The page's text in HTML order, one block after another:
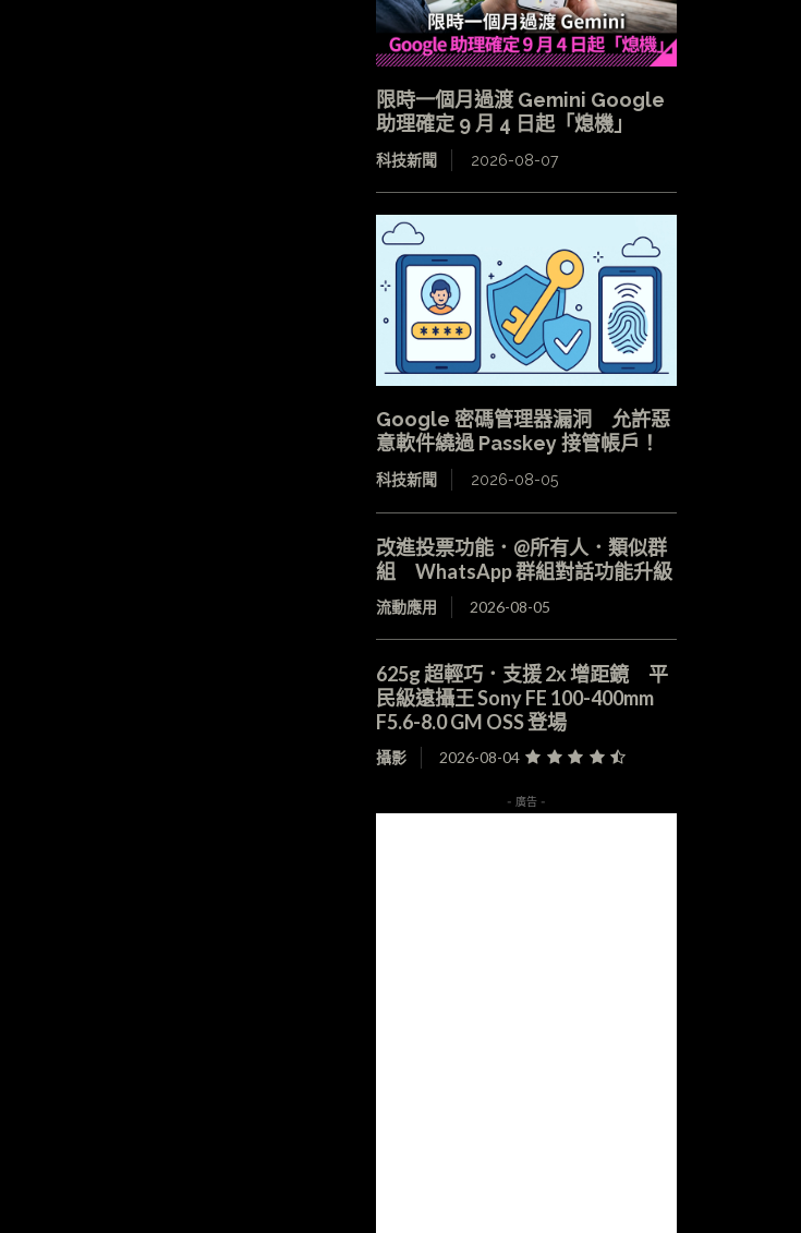
限時一個月過渡 Gemini Google
助理確定 9 月 4 日起「熄機」
科技新聞 2026-08-07
Google 密碼管理器漏洞 允許惡
意軟件繞過 Passkey 接管帳戶！
科技新聞 2026-08-05
改進投票功能．@所有人．類似群
組 WhatsApp 群組對話功能升級
流動應用 2026-08-05
625g 超輕巧．支援 2x 增距鏡 平
民級遠攝王 Sony FE 100-400mm
F5.6-8.0 GM OSS 登場
攝影 2026-08-04
- 廣告 -